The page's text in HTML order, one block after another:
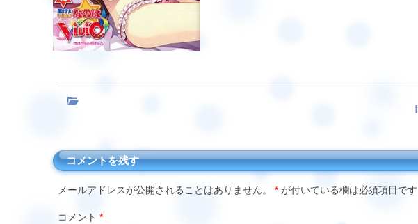
【
コメントを残す
メールアドレスが公開されることはありません。 * が付いている欄は必須項目です
コメント *